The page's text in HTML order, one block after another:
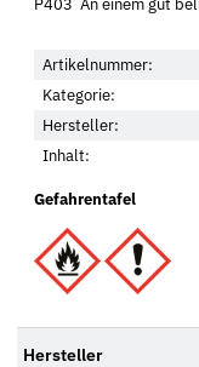
P403 An einem gut
Artikelnummer:
Kategorie:
Hersteller:
Inhalt:
Gefahrentafel
Hersteller